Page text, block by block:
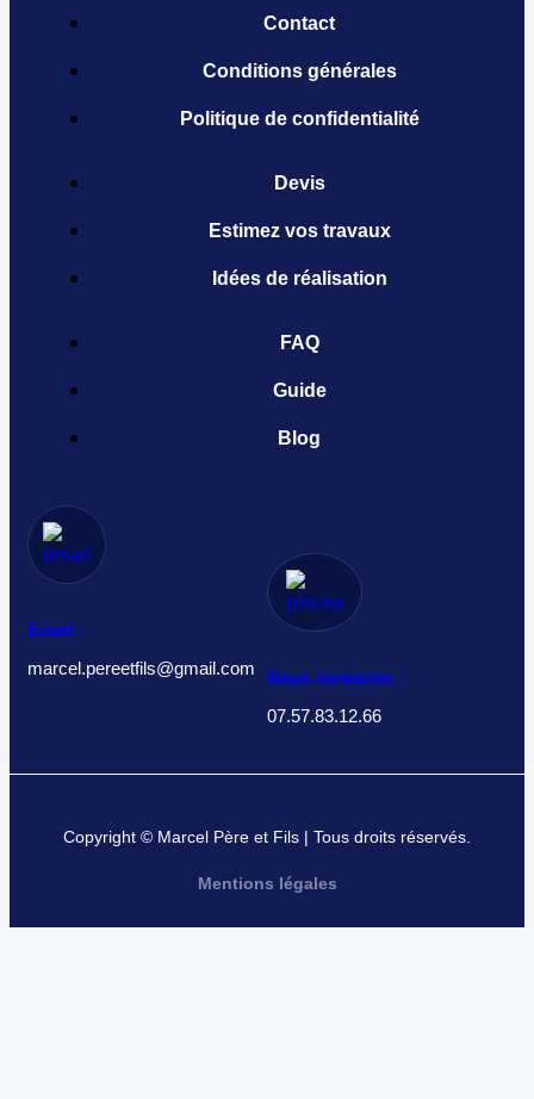
Contact
Conditions générales
Politique de confidentialité
Devis
Estimez vos travaux
Idées de réalisation
FAQ
Guide
Blog
Email :
marcel.pereetfils@gmail.com
Nous contacter :
07.57.83.12.66
Copyright © Marcel Père et Fils | Tous droits réservés.
Mentions légales